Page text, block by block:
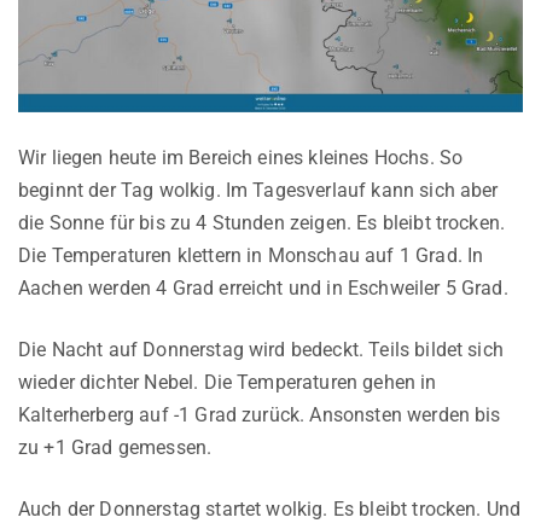
Wir liegen heute im Bereich eines kleines Hochs. So
beginnt der Tag wolkig. Im Tagesverlauf kann sich aber
die Sonne für bis zu 4 Stunden zeigen. Es bleibt trocken.
Die Temperaturen klettern in Monschau auf 1 Grad. In
Aachen werden 4 Grad erreicht und in Eschweiler 5 Grad.
Die Nacht auf Donnerstag wird bedeckt. Teils bildet sich
wieder dichter Nebel. Die Temperaturen gehen in
Kalterherberg auf -1 Grad zurück. Ansonsten werden bis
zu +1 Grad gemessen.
Auch der Donnerstag startet wolkig. Es bleibt trocken. Und